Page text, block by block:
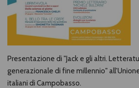
Presentazione di "Jack e gli altri.
generazionale di fine millennio"
italiani di Campobasso.